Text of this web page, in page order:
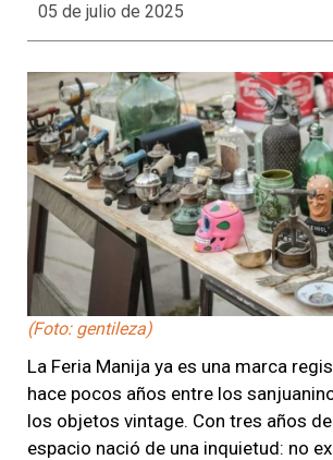
05 de julio de 2025
(Foto: gentileza)
La Feria Manija ya es una marca
hace pocos años entre los
los objetos vintage. Con tres años
espacio nació de una inquietud: no